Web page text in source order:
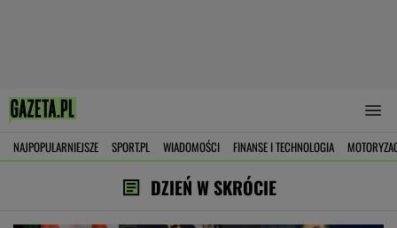
NAJPOPULARNIEJSZE SPORT.PL WIADOMOŚCI FINANSE I TECHNOLOGIA
DZIEŃ W SKRÓCIE